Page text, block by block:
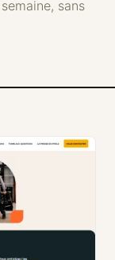
sans